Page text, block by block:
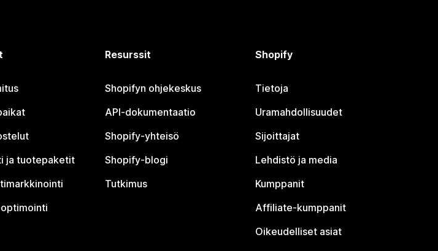
ja tuotepaketit
Resurssit
Shopifyn ohjekeskus
API-dokumentaatio
Shopify-yhteisö
Shopify-blogi
Tutkimus
Shopify
Tietoja
Uramahdollisuudet
Sijoittajat
Lehdistö ja media
Kumppanit
Affiliate-kumppanit
Oikeudelliset asiat